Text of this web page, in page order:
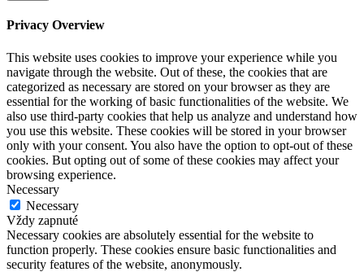
Privacy Overview
This website uses cookies to improve your experience while you
navigate through the website. Out of these, the cookies that are
categorized as necessary are stored on your browser as they are
essential for the working of basic functionalities of the website. We
also use third-party cookies that help us analyze and understand how
you use this website. These cookies will be stored in your browser
only with your consent. You also have the option to opt-out of these
cookies. But opting out of some of these cookies may affect your
browsing experience.
Necessary
Necessary
Vždy zapnuté
Necessary cookies are absolutely essential for the website to
function properly. These cookies ensure basic functionalities and
security features of the website, anonymously.